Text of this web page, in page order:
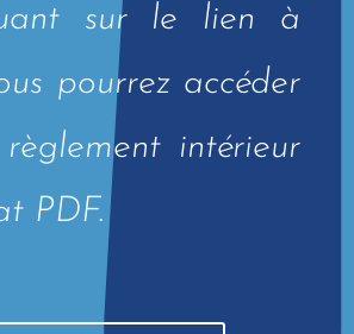
sur le lien à
pourrez accéder
intérieur
PDF.